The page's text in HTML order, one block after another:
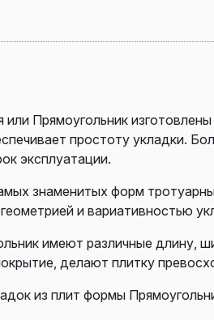
Прямоугольник
простоту укладки.
эксплуатации.
знаменитых форм
и вариативностью
имеют различные длину,
делают плитку
из плит формы